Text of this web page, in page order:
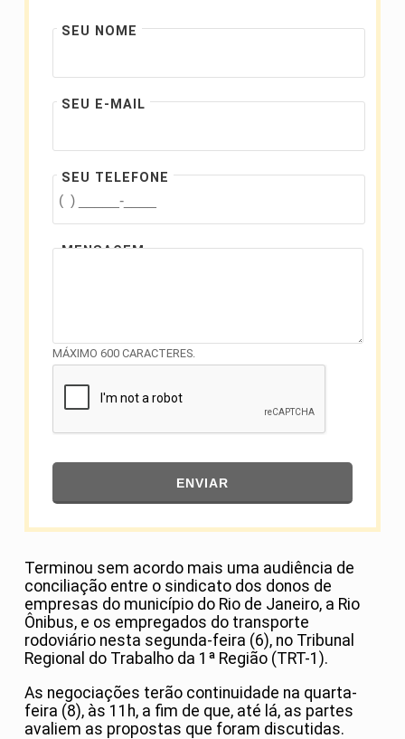
SEU NOME
SEU E-MAIL
SEU TELEFONE
MENSAGEM
MÁXIMO 600 CARACTERES.
ENVIAR
Terminou sem acordo mais uma audiência de
conciliação entre o sindicato dos donos de
empresas do município do Rio de Janeiro, a Rio
Ônibus, e os empregados do transporte
rodoviário nesta segunda-feira (6), no Tribunal
Regional do Trabalho da 1ª Região (TRT-1).
As negociações terão continuidade na quarta-
feira (8), às 11h, a fim de que, até lá, as partes
avaliem as propostas que foram discutidas.